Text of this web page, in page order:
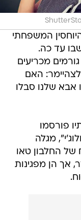
המשפחתי
עד כה.
מכריעים
האם
אבא שלנו סבלו
פורסמו
מגלה
של החלבון טאו
אך הן מפגינות